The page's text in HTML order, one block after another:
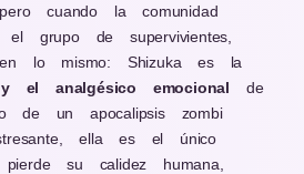
cuando la comunidad
grupo de supervivientes,
en lo mismo: Shizuka es la
el analgésico emocional de
de un apocalipsis zombi
ella es el único
su calidez humana,